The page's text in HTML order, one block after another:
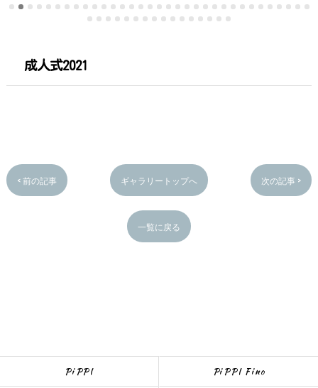
成人式2021
< 前の記事 ギャラリートップへ 次の記事 >
一覧に戻る
PiPPI PiPPI Fino